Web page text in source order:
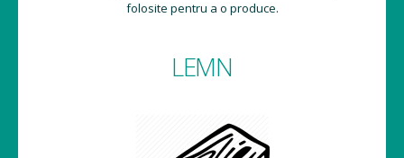
folosite pentru a o produce.
LEMN